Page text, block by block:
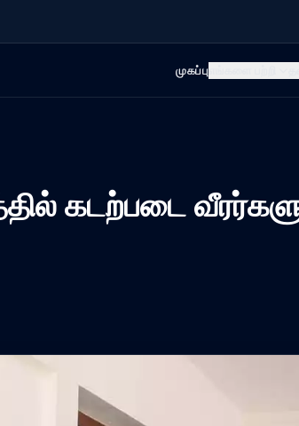
முகப்புஎங்களை பற்றி
கடற்படை